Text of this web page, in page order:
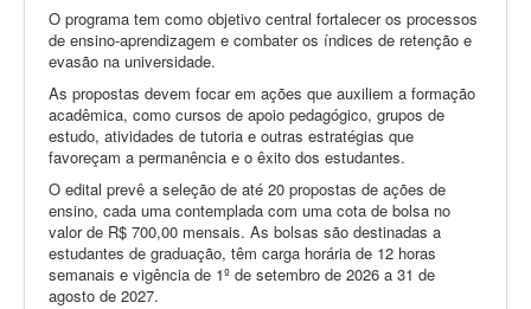
O programa tem como objetivo central fortalecer os processos
de ensino-aprendizagem e combater os índices de retenção e
evasão na universidade.
As propostas devem focar em ações que auxiliem a formação
acadêmica, como cursos de apoio pedagógico, grupos de
estudo, atividades de tutoria e outras estratégias que
favoreçam a permanência e o êxito dos estudantes.
O edital prevê a seleção de até 20 propostas de ações de
ensino, cada uma contemplada com uma cota de bolsa no
valor de R$ 700,00 mensais. As bolsas são destinadas a
estudantes de graduação, têm carga horária de 12 horas
semanais e vigência de 1º de setembro de 2026 a 31 de
agosto de 2027.